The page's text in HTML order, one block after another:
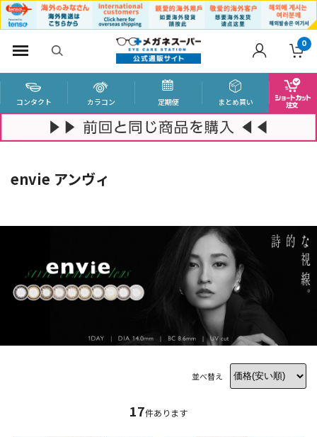
0
コンタクト カラコン 定期便 まとめ買い
envie アンヴィ
並べ替え
17件あります